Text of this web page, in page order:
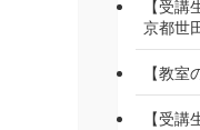
【受
京都世
【教
【受